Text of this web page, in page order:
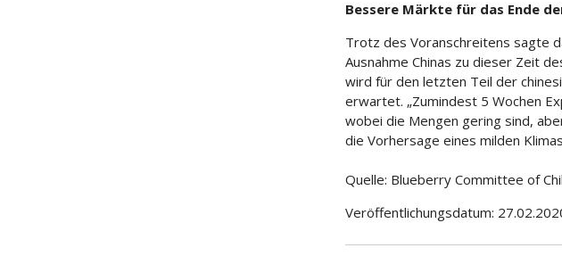
Bessere Märkte für das Ende
Trotz des Voranschreitens sagte
Ausnahme Chinas zu dieser Zeit
wird für den letzten Teil der
erwartet. „Zumindest 5 Wochen
wobei die Mengen gering sind,
die Vorhersage eines milden
Quelle: Blueberry Committee of
Veröffentlichungsdatum: